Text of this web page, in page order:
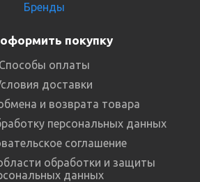
Бренды
покупку
Способы оплаты
доставки
и возврата товара
персональных данных
соглашение
обработки и защиты
данных